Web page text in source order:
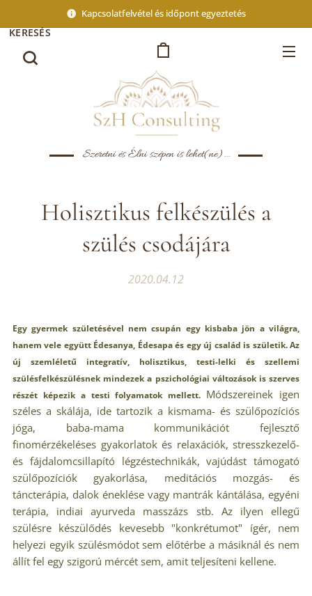
Kapcsolatfelvétel és időpont egyeztetés
Szeretni és Élni szépen is lehet(ne)...
KERESÉS
Holisztikus felkészülés a
szülés csodájára
2020.04.12
Egy gyermek születésével nem csupán egy kisbaba jön a világra,
hanem vele együtt Édesanya, Édesapa és egy új család is születik. Az
új szemléletű integratív, holisztikus, testi-lelki és szellemi
szülésfelkészülésnek mindezek a pszichológiai változások is szerves
részét képezik a testi folyamatok mellett. Módszereinek igen
széles a skálája, ide tartozik a kismama- és szülőpozíciós
jóga, baba-mama kommunikációt fejlesztő
finomérzékeléses gyakorlatok és relaxációk, stresszkezelő-
és fájdalomcsillapító légzéstechnikák, vajúdást támogató
szülőpozíciók gyakorlása, meditációs mozgás- és
táncterápia, dalok éneklése vagy mantrák kántálása, egyéni
terápia, indiai ayurveda masszázs stb. Az ilyen ellegű
szülésre készülődés kevesebb "konkrétumot" ígér, nem
helyezi egyik szülésmódot sem előtérbe a másiknál és nem
állít fel egy szigorú mércét sem, amit teljesíteni kellene.